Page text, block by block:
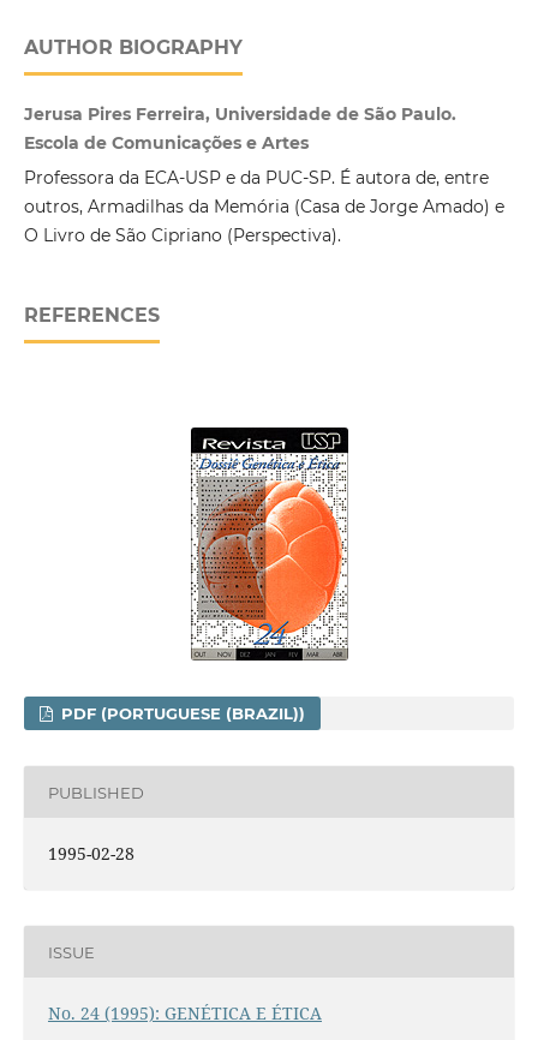
AUTHOR BIOGRAPHY
Jerusa Pires Ferreira, Universidade de São Paulo.
Escola de Comunicações e Artes
Professora da ECA-USP e da PUC-SP. É autora de, entre
outros, Armadilhas da Memória (Casa de Jorge Amado) e
O Livro de São Cipriano (Perspectiva).
REFERENCES
PDF (PORTUGUESE (BRAZIL))
PUBLISHED
1995-02-28
ISSUE
No. 24 (1995): GENÉTICA E ÉTICA